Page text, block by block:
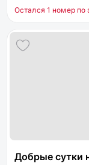
Остался 1 номер по
Добрые сутки